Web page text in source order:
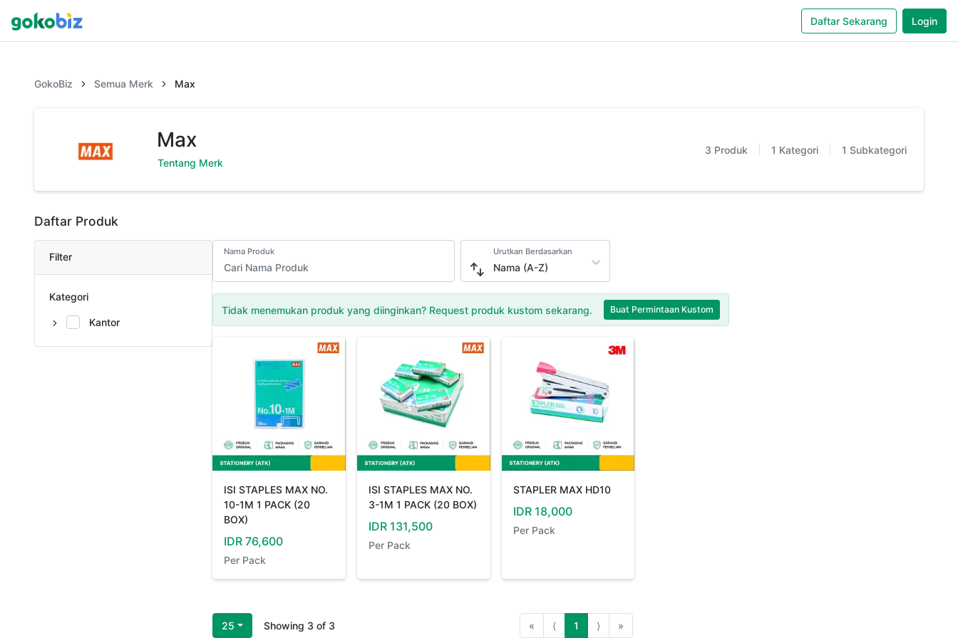
Daftar Sekarang Login
GokoBiz Semua Merk Max
Max
Tentang Merk
3 Produk 1 Kategori 1 Subkategori
Daftar Produk
Filter
Kategori
Kantor
Nama Produk Urutkan Berdasarkan
Nama (A-Z)
Tidak menemukan produk yang diinginkan? Request produk kustom sekarang. Buat Permintaan Kustom
ISI STAPLES MAX NO.
10-1M 1 PACK (20
BOX)
IDR 76,600
Per Pack
ISI STAPLES MAX NO.
3-1M 1 PACK (20 BOX)
IDR 131,500
Per Pack
STAPLER MAX HD10
IDR 18,000
Per Pack
25 Showing 3 of 3 « ⟨ 1 ⟩ »